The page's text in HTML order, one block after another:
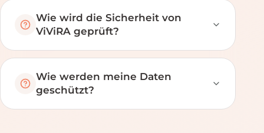
Wie wird die Sicherheit von
ViViRA geprüft?
Wie werden meine Daten
geschützt?